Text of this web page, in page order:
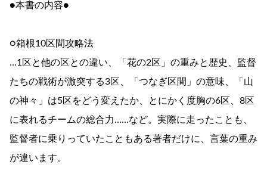
●本書の内容●
○箱根10区間攻略法
…1区と他の区との違い、「花の2区」の重みと歴史、監督
たちの戦術が激突する3区、「つなぎ区間」の意味、「山
の神々」は5区をどう変えたか、とにかく度胸の6区、8区
に表れるチームの総合力……など。実際に走ったことも、
監督者に乗りっていたこともある著者だけに、言葉の重み
が違います。